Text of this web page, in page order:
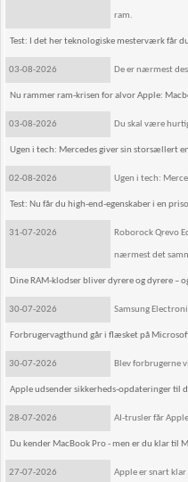
ram.
Test: I det her teknologiske mesterværk får
03-08-2026 De er nærmest
Nu rammer ram-krisen for alvor Apple:
03-08-2026 Du skal være
Ugen i tech: Mercedes giver sin storsællert
02-08-2026 Ugen i tech:
Test: Nu får du high-end-egenskaber i en
31-07-2026 Roborock Qrevo
nærmest det
Dine RAM-klodser bliver dyrere og dyrere –
30-07-2026 Samsung
Forbrugervagthund går i flæsket på
30-07-2026 Blev forbrugerne
Apple udsender sikkerheds-opdateringer til
28-07-2026 AI-trusler får
Du kender MacBook Pro - men er du klar til
27-07-2026 Apple er snart